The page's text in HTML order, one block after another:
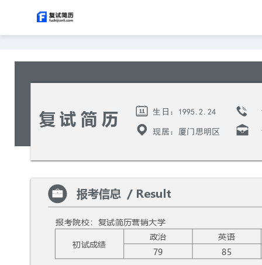
n
复试简历 生日： 1995.2.24
现居：厦门思明区
报考信息
  / Result
报考院校：复试简历营销大学
初试成绩
政治
英语
79
85